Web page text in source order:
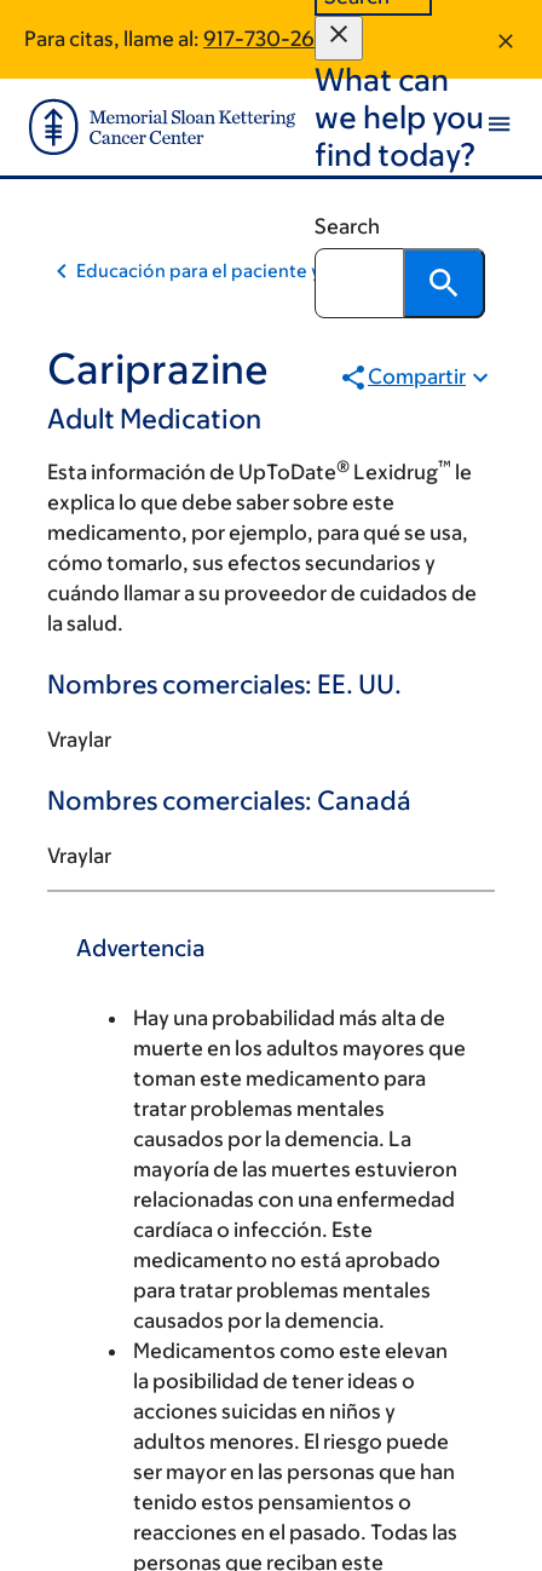
main
content
footer
Para citas, llame al: 917-730-2698
What can
we help you
find today?
Search
Educación para el paciente y la comunidad
Cariprazine
Adult Medication
Compartir
Esta información de UpToDate® Lexidrug™ le
explica lo que debe saber sobre este
medicamento, por ejemplo, para qué se usa,
cómo tomarlo, sus efectos secundarios y
cuándo llamar a su proveedor de cuidados de
la salud.
Nombres comerciales: EE. UU.
Vraylar
Nombres comerciales: Canadá
Vraylar
Advertencia
Hay una probabilidad más alta de
muerte en los adultos mayores que
toman este medicamento para
tratar problemas mentales
causados por la demencia. La
mayoría de las muertes estuvieron
relacionadas con una enfermedad
cardíaca o infección. Este
medicamento no está aprobado
para tratar problemas mentales
causados por la demencia.
Medicamentos como este elevan
la posibilidad de tener ideas o
acciones suicidas en niños y
adultos menores. El riesgo puede
ser mayor en las personas que han
tenido estos pensamientos o
reacciones en el pasado. Todas las
personas que reciban este